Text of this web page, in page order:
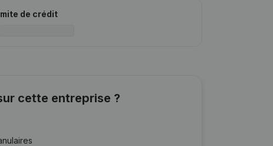
de crédit
cette entreprise ?